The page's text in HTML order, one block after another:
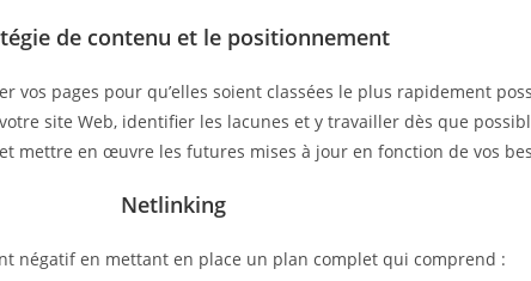
de contenu et le positionnement
vos pages pour qu’elles soient classées le plus rapidement
site Web, identifier les lacunes et y travailler dès que
mettre en œuvre les futures mises à jour en fonction de vos
Netlinking
négatif en mettant en place un plan complet qui comprend :